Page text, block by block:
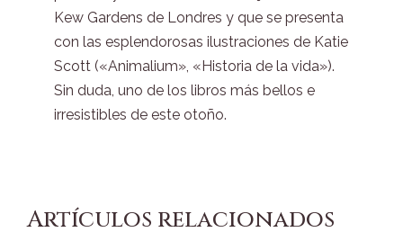
Kew Gardens de Londres y que se presenta
con las esplendorosas ilustraciones de Katie
Scott («Animalium», «Historia de la vida»).
Sin duda, uno de los libros más bellos e
irresistibles de este otoño.
Artículos relacionados